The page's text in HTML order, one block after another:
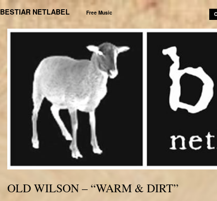
BESTIAR NETLABEL Free Music
OLD WILSON – “WARM & DIRT”